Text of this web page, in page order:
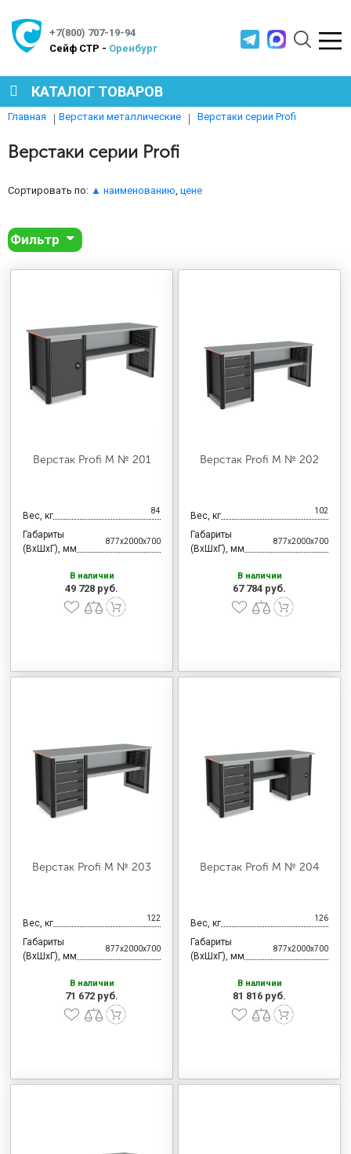
+7(800) 707-19-94
Cейф СТР - Оренбург
КАТАЛОГ ТОВАРОВ
МЕТАЛЛИЧЕСКАЯ МЕБЕЛЬ
МЕТАЛЛИЧЕСКИЕ СТЕЛЛАЖИ
МЕДИЦИНСКАЯ МЕБЕЛЬ
МЕБЕЛЬ ДЛЯ ДОМА
МЕБЕЛЬ ДЛЯ СТОЛОВЫХ
Главная Верстаки металлические Верстаки серии Profi
Верстаки серии Profi
Сортировать по: ▲ наименованию цене
Фильтр
Верстак Profi M № 201
Вес, кг 84
Габариты
(ВхШхГ), мм
877x2000x700
В наличии
49 728 руб.
Верстак Profi M № 202
Вес, кг 102
Габариты
(ВхШхГ), мм
877x2000x700
В наличии
67 784 руб.
Верстак Profi M № 203
Вес, кг 122
Габариты
(ВхШхГ), мм
877x2000x700
В наличии
71 672 руб.
Верстак Profi M № 204
Вес, кг 126
Габариты
(ВхШхГ), мм
877x2000x700
В наличии
81 816 руб.